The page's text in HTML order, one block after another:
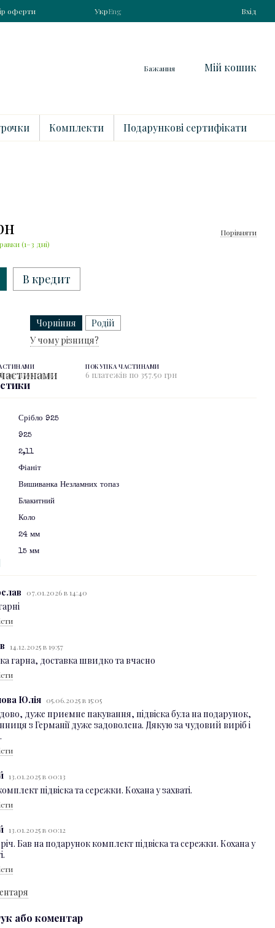
оферти УкрEng Вхід
Бажання Мій кошик
Комплекти Подарункові сертифікати
блакитна родійована
4 360 грн
(1–3 дні)
Порівняти
В кредит
Чорніння
Родій
У чому різниця?
по 715.00 грн
ПОКУПКА ЧАСТИНАМИ
6 платежів по 357.50 грн
Срібло 925
925
2,11
Фіаніт
Вишиванка Незламних топаз
Блакитний
Коло
24 мм
15 мм
07.01.2026 в 14:40
14.12.2025 в 19:57
гарна, доставка швидко та вчасно
Юлія 05.06.2025 в 15:05
дуже приємне пакування, підвіска була на подарунок,
з Германії дуже задоволена. Дякую за чудовий виріб і
13.01.2025 в 00:13
підвіска та сережки. Кохана у захваті.
13.01.2025 в 00:12
Бав на подарунок комплект підвіска та сережки. Кохана у
або коментар